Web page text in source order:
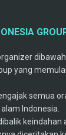
yang
semua
Indonesia.
keindahan